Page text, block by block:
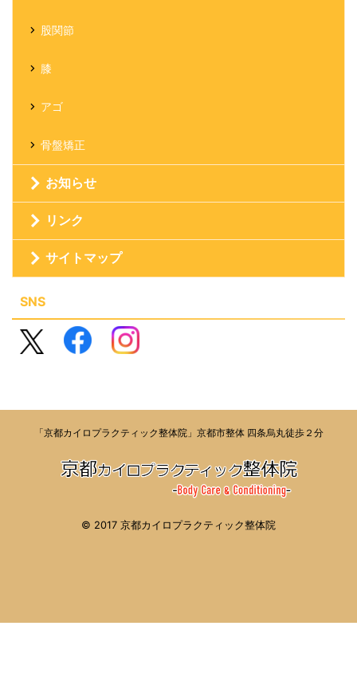
股関節
膝
アゴ
骨盤矯正
お知らせ
リンク
サイトマップ
SNS
「京都カイロプラクティック整体院」京都市整体 四条烏丸徒歩２分
© 2017 京都カイロプラクティック整体院